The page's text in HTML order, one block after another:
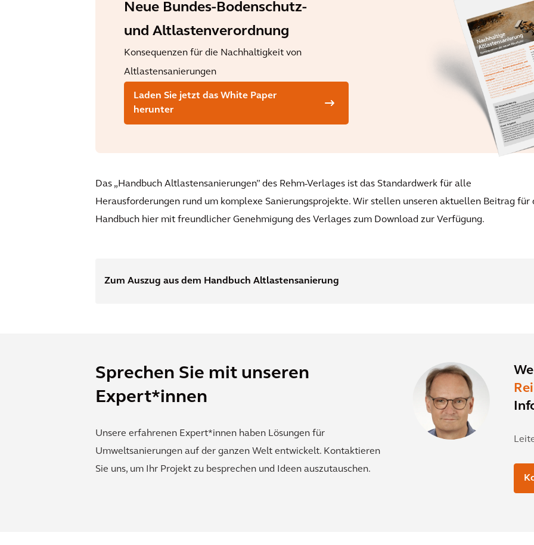
Neue Bundes-Bodenschutz-
und Altlastenverordnung
Konsequenzen für die Nachhaltigkeit von
Altlastensanierungen
Laden Sie jetzt das White Paper
herunter
Das „Handbuch Altlastensanierungen” des Rehm-Verlages ist das Standardwerk für alle
Herausforderungen rund um komplexe Sanierungsprojekte. Wir stellen unseren aktuellen Beitrag für
Handbuch hier mit freundlicher Genehmigung des Verlages zum Download zur Verfügung.
Zum Auszug aus dem Handbuch Altlastensanierung
Sprechen Sie mit unseren
Expert*innen
Unsere erfahrenen Expert*innen haben Lösungen für
Umweltsanierungen auf der ganzen Welt entwickelt. Kontaktieren
Sie uns, um Ihr Projekt zu besprechen und Ideen auszutauschen.